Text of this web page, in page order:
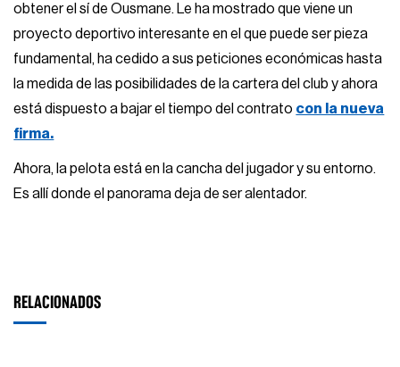
obtener el sí de Ousmane. Le ha mostrado que viene un
proyecto deportivo interesante en el que puede ser pieza
fundamental, ha cedido a sus peticiones económicas hasta
la medida de las posibilidades de la cartera del club y ahora
está dispuesto a bajar el tiempo del contrato con la nueva
firma.
Ahora, la pelota está en la cancha del jugador y su entorno.
Es allí donde el panorama deja de ser alentador.
RELACIONADOS